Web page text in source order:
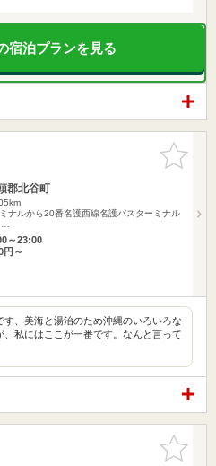
宿泊プランを見る
お気に入
りに追加
郡北谷町
ナルから20番名護西線名護バスターミナル
～23:00
円～
す、美海と湯治のため沖縄のいろいろな
、私にはここが一番です。なんと言って
お気に入
りに追加